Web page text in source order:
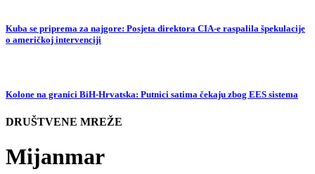
Kuba se priprema za najgore: Posjeta direktora CIA-e raspalila špekulacije
o američkoj intervenciji
Kolone na granici BiH-Hrvatska: Putnici satima čekaju zbog EES sistema
DRUŠTVENE MREŽE
Mijanmar